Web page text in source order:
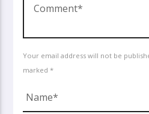
Your email address will not be
marked *